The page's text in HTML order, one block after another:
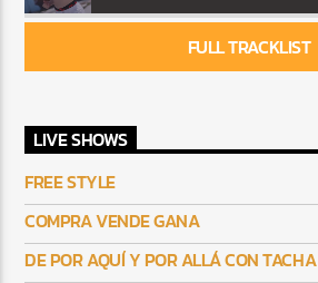
FULL TRACKLIST
LIVE SHOWS
FREE STYLE
COMPRA VENDE GANA
DE POR AQUÍ Y POR ALLÁ CON TACHA